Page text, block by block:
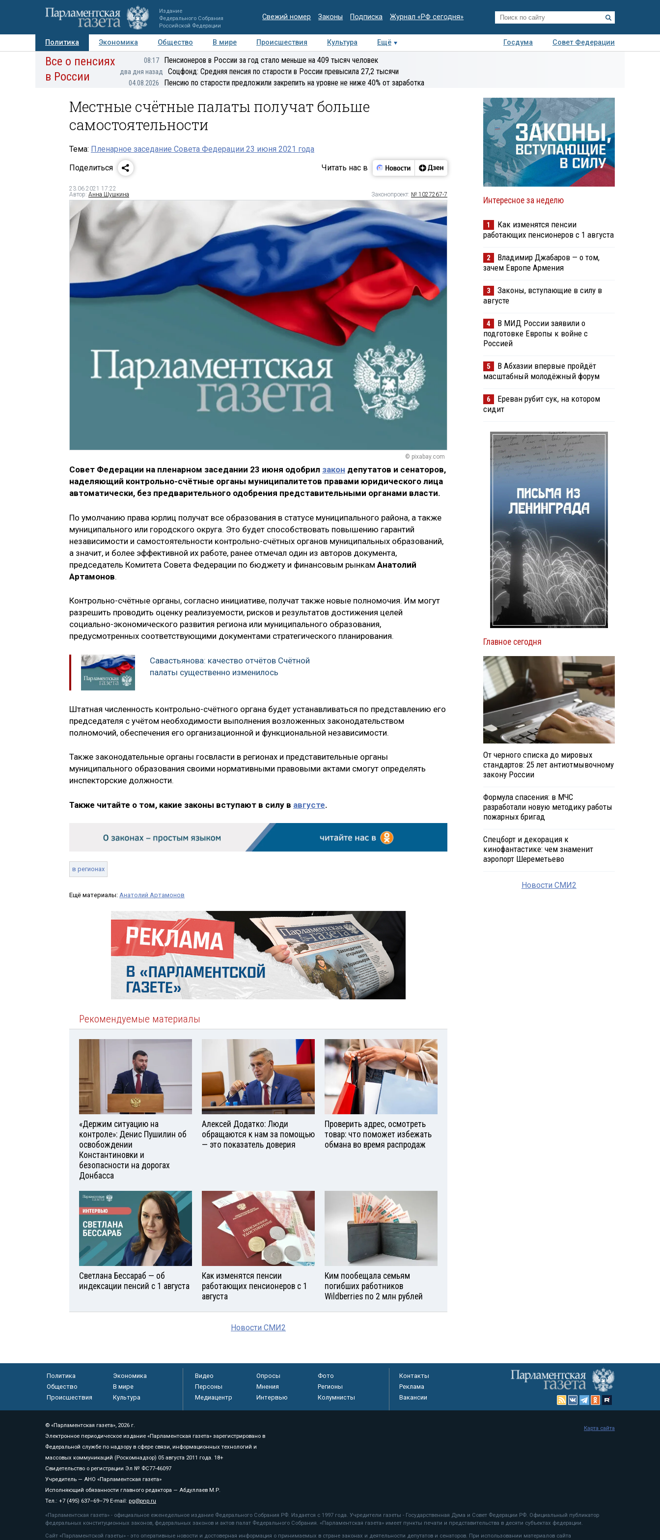
Издание
Федерального Собрания
Российской Федерации
Свежий номер Законы Подписка Журнал «РФ сегодня»
Политика Экономика Общество В мире Происшествия Культура Ещё Госдума
Совет Федерации
Авторы Персоны Мнения Регионы Медиацентр Интервью Колумнисты
Все о пенсиях
в России
08:17 Пенсионеров в России за год стало меньше на 409 тысяч человек
два дня назад Соцфонд: Средняя пенсия по старости в России превысила 27,2 тысячи
04.08.2026 Пенсию по старости предложили закрепить на уровне не ниже 40% от заработка
Местные счётные палаты получат больше
самостоятельности
Тема: Пленарное заседание Совета Федерации 23 июня 2021 года
Поделиться
Читать нас в
23.06.2021 17:22
Автор: Анна Шушкина Законопроект: № 1027267-7
© pixabay.com
Совет Федерации на пленарном заседании 23 июня одобрил закон депутатов и сенаторов,
наделяющий контрольно-счётные органы муниципалитетов правами юридического лица
автоматически, без предварительного одобрения представительными органами власти.
По умолчанию права юрлиц получат все образования в статусе муниципального района, а также
муниципального или городского округа. Это будет способствовать повышению гарантий
независимости и самостоятельности контрольно-счётных органов муниципальных образований,
а значит, и более эффективной их работе, ранее отмечал один из авторов документа,
председатель Комитета Совета Федерации по бюджету и финансовым рынкам Анатолий
Артамонов.
Контрольно-счётные органы, согласно инициативе, получат также новые полномочия. Им могут
разрешить проводить оценку реализуемости, рисков и результатов достижения целей
социально-экономического развития региона или муниципального образования,
предусмотренных соответствующими документами стратегического планирования.
Савастьянова: качество отчётов Счётной
палаты существенно изменилось
Штатная численность контрольно-счётного органа будет устанавливаться по представлению его
председателя с учётом необходимости выполнения возложенных законодательством
полномочий, обеспечения его организационной и функциональной независимости.
Также законодательные органы госвласти в регионах и представительные органы
муниципального образования своими нормативными правовыми актами смогут определять
инспекторские должности.
Также читайте о том, какие законы вступают в силу в августе.
в регионах
Ещё материалы: Анатолий Артамонов
Рекомендуемые материалы
«Держим ситуацию на
контроле»: Денис Пушилин об
освобождении
Константиновки и
безопасности на дорогах
Донбасса
Алексей Додатко: Люди
обращаются к нам за помощью
— это показатель доверия
Проверить адрес, осмотреть
товар: что поможет избежать
обмана во время распродаж
Светлана Бессараб — об
индексации пенсий с 1 августа
Как изменятся пенсии
работающих пенсионеров с 1
августа
Ким пообещала семьям
погибших работников
Wildberries по 2 млн рублей
Новости СМИ2
Интересное за неделю
1
Как изменятся пенсии
работающих пенсионеров с 1 августа
2
Владимир Джабаров — о том,
зачем Европе Армения
3
Законы, вступающие в силу в
августе
4
В МИД России заявили о
подготовке Европы к войне с
Россией
5
В Абхазии впервые пройдёт
масштабный молодёжный форум
6
Ереван рубит сук, на котором
сидит
Главное сегодня
От черного списка до мировых
стандартов: 25 лет антиотмывочному
закону России
Формула спасения: в МЧС
разработали новую методику работы
пожарных бригад
Спецборт и декорация к
кинофантастике: чем знаменит
аэропорт Шереметьево
Новости СМИ2
Политика
Экономика
Общество
В мире
Происшествия
Культура
Видео Опросы
Фото
Персоны
Мнения
Регионы
Медиацентр
Интервью Колумнисты
Контакты
Реклама
Вакансии
© «Парламентская газета», 2026 г.
Электронное периодическое издание «Парламентская газета» зарегистрировано в
Федеральной службе по надзору в сфере связи, информационных технологий и
массовых коммуникаций (Роскомнадзор) 05 августа 2011 года. 18+
Свидетельство о регистрации Эл № ФС77-46097
Учредитель — АНО «Парламентская газета»
Исполняющий обязанности главного редактора — Абдуллаев М.Р.
Тел.: +7 (495) 637–69–79 E-mail: pg@pnp.ru
«Парламентская газета» - официальное еженедельное издание Федерального Собрания РФ. Издается с 1997 года. Учредители газеты - Государственная Дума и Совет Федерации РФ. Официальный публикатор
федеральных конституционных законов, федеральных законов и актов палат Федерального Собрания. «Парламентская газета» имеет пункты печати и представительства в десяти субъектах федерации.
Сайт «Парламентской газеты» - это оперативные новости и достоверная информация о принимаемых в стране законах и деятельности депутатов и сенаторов. При использовании материалов сайта
Карта сайта